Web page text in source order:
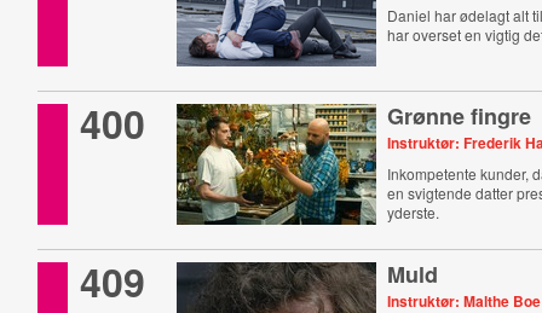
Daniel har ødelagt alt
har overset en vigtig
400 Grønne fingre
Instruktør: Frederik
Inkompetente kunder,
en svigtende datter
yderste.
409 Muld
Instruktør: Malthe Boe